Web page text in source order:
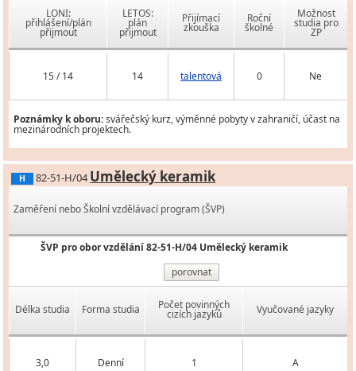
LONI:
přihlášení/plán
přijmout
LETOS:
plán
přijmout
Přijímací
zkouška
Roční
školné
Možnost
studia pro
ZP
15 / 14 14 talentová 0 Ne
Poznámky k oboru:svářečský kurz, výměnné pobyty v zahraničí, účast na
mezinárodních projektech.
H 82-51-H/04 Umělecký keramik
Zaměření nebo Školní vzdělávací program (ŠVP)
ŠVP pro obor vzdělání 82-51-H/04 Umělecký keramik
porovnat
Délka studia Forma studia Počet povinných
cizích jazyků Vyučované jazyky
3,0 Denní 1 A